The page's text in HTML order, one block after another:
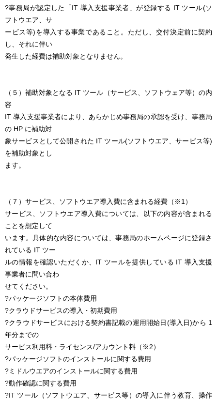
?事務局が認定した「IT 導入支援事業者」が登録する IT ツール(ソ
フトウエア、サ
ービス等)を導入する事業であること。ただし、交付決定前に契約
し、それに伴い
発生した経費は補助対象となりません。
（５）補助対象となる IT ツール（サービス、ソフトウェア等）の内
容
IT 導入支援事業者により、あらかじめ事務局の承認を受け、事務局
の HP に補助対
象サービスとして公開された IT ツール(ソフトウエア、サービス等)
を補助対象とし
ます。
（７）サービス、ソフトウエア導入費に含まれる経費（※1）
サービス、ソフトウエア導入費については、以下の内容が含まれる
ことを想定して
います。具体的な内容については、事務局のホームページに登録さ
れている IT ツー
ルの情報を確認いただくか、IT ツールを提供している IT 導入支援
事業者に問い合わ
せてください。
?パッケージソフトの本体費用
?クラウドサービスの導入・初期費用
?クラウドサービスにおける契約書記載の運用開始日(導入日)から 1
年分までの
サービス利用料・ライセンス/アカウント料（※2）
?パッケージソフトのインストールに関する費用
?ミドルウエアのインストールに関する費用
?動作確認に関する費用
?IT ツール（ソフトウエア、サービス等）の導入に伴う教育、操作